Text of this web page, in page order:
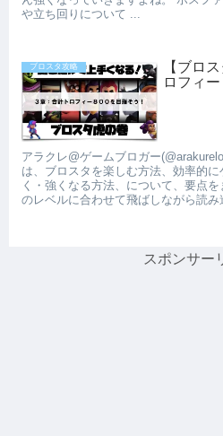
や立ち回りについて ...
ブロスタ攻略
【ブロ
ロフィ
アラクレ@ゲームブロガー
は、ブロスタを楽しむ方法、効率的
く・強くなる方法、について、要点
のレベルに合わせて飛ばしながら読み
スポンサー